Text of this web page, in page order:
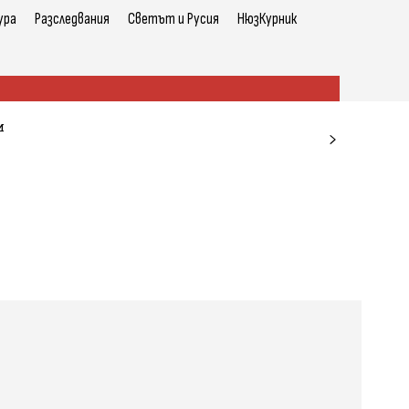
Разследвания Светът и Русия НюзКурник